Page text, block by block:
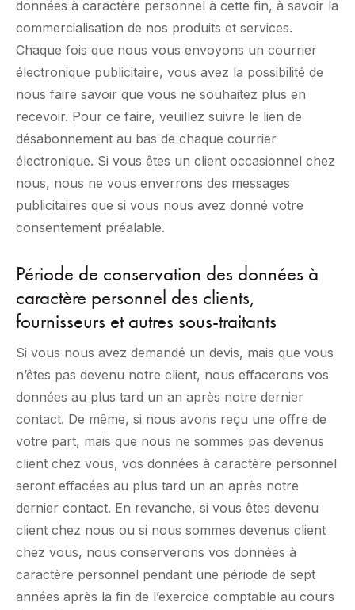
données à caractère personnel à cette fin, à savoir la
commercialisation de nos produits et services.
Chaque fois que nous vous envoyons un courrier
électronique publicitaire, vous avez la possibilité de
nous faire savoir que vous ne souhaitez plus en
recevoir. Pour ce faire, veuillez suivre le lien de
désabonnement au bas de chaque courrier
électronique. Si vous êtes un client occasionnel chez
nous, nous ne vous enverrons des messages
publicitaires que si vous nous avez donné votre
consentement préalable.
Période de conservation des données à
caractère personnel des clients,
fournisseurs et autres sous-traitants
Si vous nous avez demandé un devis, mais que vous
n’êtes pas devenu notre client, nous effacerons vos
données au plus tard un an après notre dernier
contact. De même, si nous avons reçu une offre de
votre part, mais que nous ne sommes pas devenus
client chez vous, vos données à caractère personnel
seront effacées au plus tard un an après notre
dernier contact. En revanche, si vous êtes devenu
client chez nous ou si nous sommes devenus client
chez vous, nous conserverons vos données à
caractère personnel pendant une période de sept
années après la fin de l’exercice comptable au cours